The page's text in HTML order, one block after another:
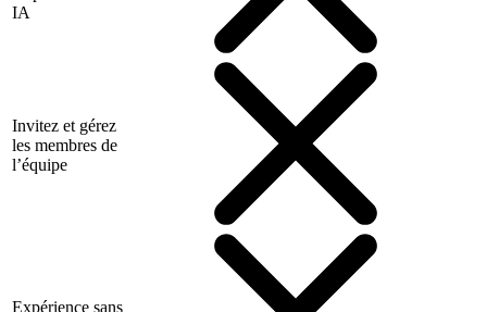
IA
Invitez et gérez
les membres de
l’équipe
Expérience sans